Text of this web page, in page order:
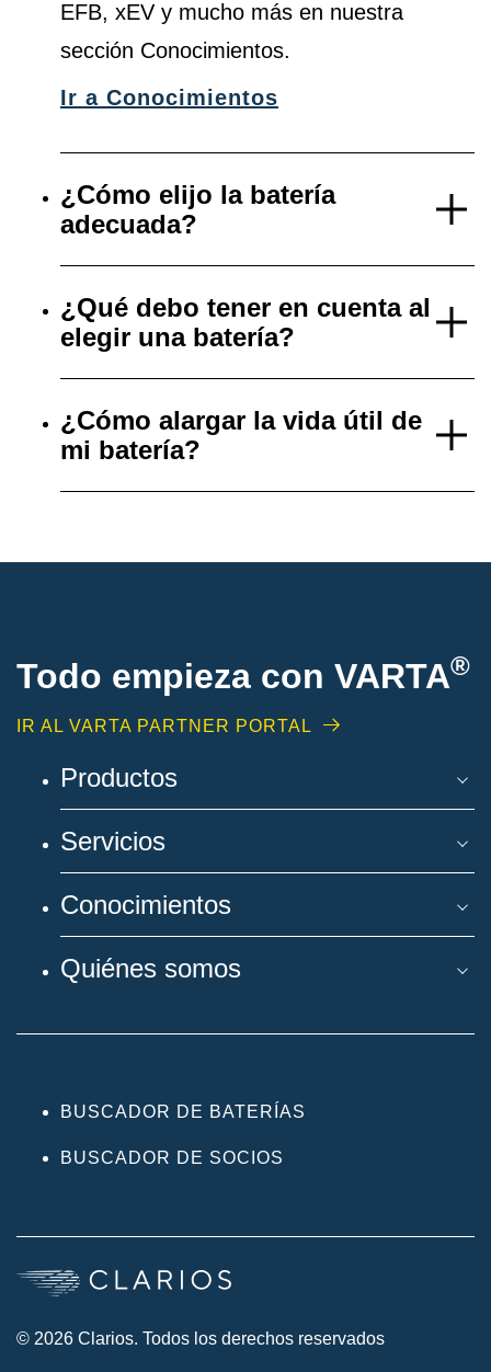
EFB, xEV y mucho más en nuestra
sección Conocimientos.
Ir a Conocimientos
¿Cómo elijo la batería
adecuada?
¿Qué debo tener en cuenta al
elegir una batería?
¿Cómo alargar la vida útil de
mi batería?
Todo empieza con VARTA®
IR AL VARTA PARTNER PORTAL
Productos
Servicios
Conocimientos
Quiénes somos
BUSCADOR DE BATERÍAS
BUSCADOR DE SOCIOS
© 2026 Clarios. Todos los derechos reservados